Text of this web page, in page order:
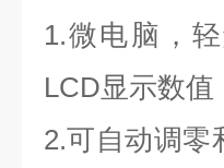
1.微电脑，
LCD显示数
2.可自动调零